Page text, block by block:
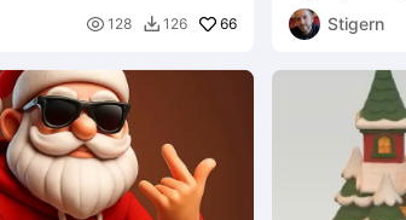
 128  126 66
Stigern